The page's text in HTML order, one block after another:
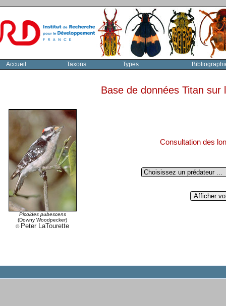
Accueil Taxons Types
Base de données Titan
Picoides pubescens
(Downy Woodpecker)
© Peter LaTourette
Consultation des